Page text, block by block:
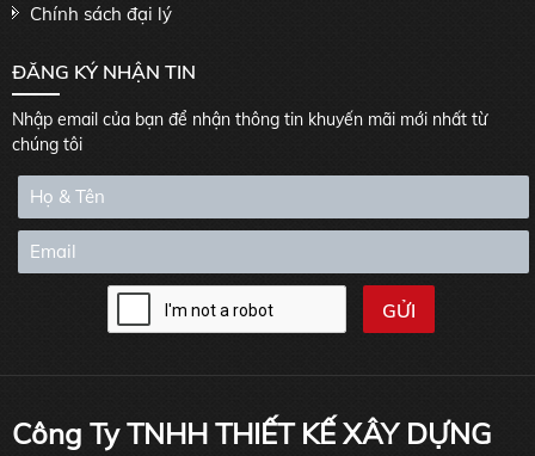
Chính sách đại lý
ĐĂNG KÝ NHẬN TIN
Nhập email của bạn để nhận thông tin khuyến mãi mới nhất từ
chúng tôi
Công Ty TNHH THIẾT KẾ XÂY DỰNG